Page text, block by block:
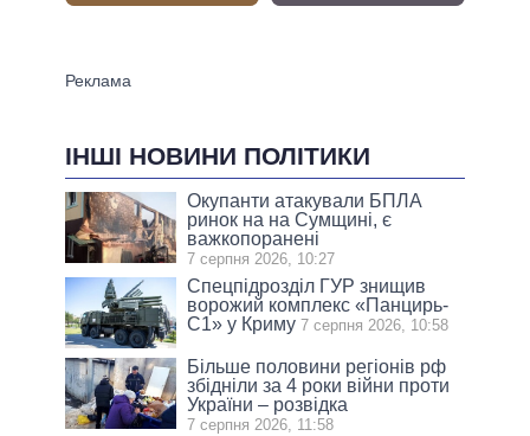
ІНШІ НОВИНИ ПОЛІТИКИ
Окупанти атакували БПЛА
ринок на на Сумщині, є
важкопоранені
7 серпня 2026, 10:27
Спецпідрозділ ГУР знищив
ворожий комплекс «Панцирь-
С1» у Криму 7 серпня 2026, 10:58
Більше половини регіонів рф
збідніли за 4 роки війни проти
України – розвідка
7 серпня 2026, 11:58